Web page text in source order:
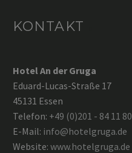
KONTAKT
Hotel An der Gruga
Eduard-Lucas-Straße 17
45131 Essen
Telefon: +49 (0)201 - 84 11 80
E-Mail: info@hotelgruga.de
Website: www.hotelgruga.de